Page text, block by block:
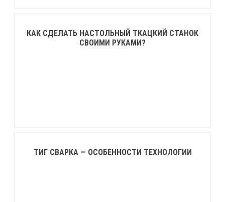
КАК СДЕЛАТЬ НАСТОЛЬНЫЙ ТКАЦКИЙ СТАНОК
СВОИМИ РУКАМИ?
ТИГ СВАРКА — ОСОБЕННОСТИ ТЕХНОЛОГИИ